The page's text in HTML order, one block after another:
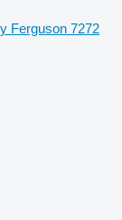
Ferguson 7272